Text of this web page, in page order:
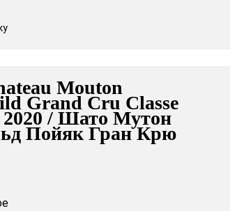
Mouton
Grand Cru Classe
2020 / Шато Мутон
Пойяк Гран Крю